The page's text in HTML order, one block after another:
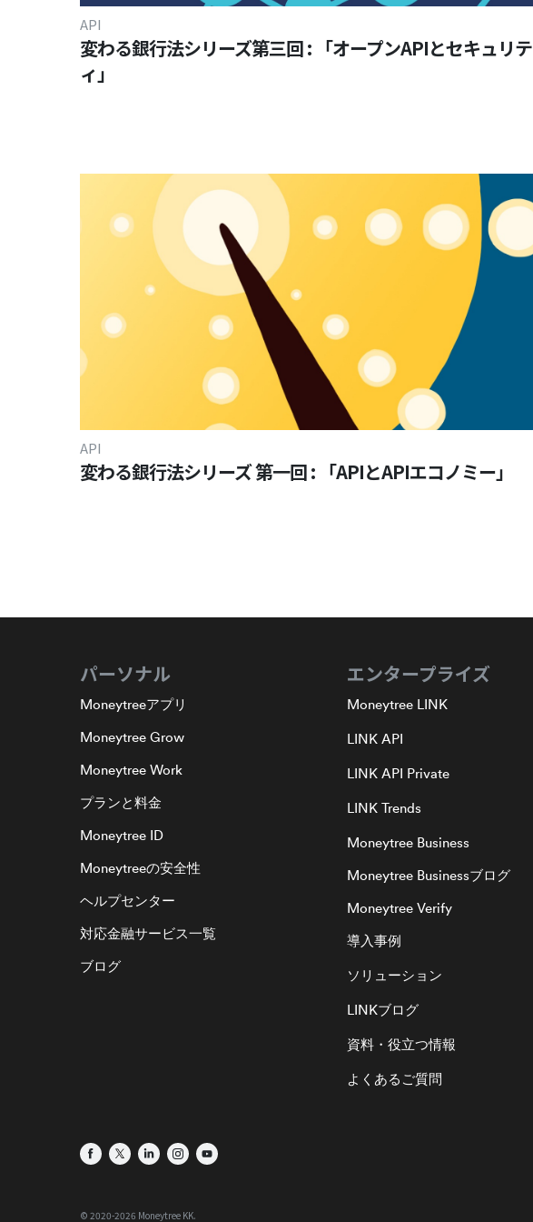
API
変わる銀行法シリーズ第三回 : 「オープンAPIとセキュリテ
ィ」
API
変わる銀行法シリーズ 第一回 : 「APIとAPIエコノミー」
パーソナル
Moneytreeアプリ
Moneytree Grow
Moneytree Work
プランと料金
Moneytree ID
Moneytreeの安全性
ヘルプセンター
対応金融サービス一覧
ブログ
エンタープライズ
Moneytree LINK
LINK API
LINK API Private
LINK Trends
Moneytree Business
Moneytree Businessブログ
Moneytree Verify
導入事例
ソリューション
LINKブログ
資料・役立つ情報
よくあるご質問
©︎ 2020-2026 Moneytree KK.